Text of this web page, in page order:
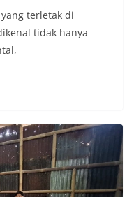
yang terletak di
tidak hanya